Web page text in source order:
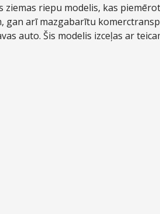
ziemas riepu modelis, kas
gan arī mazgabarītu
auto. Šis modelis izceļas ar